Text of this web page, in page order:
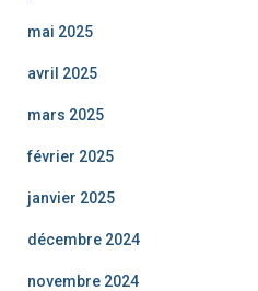
mai 2025
avril 2025
mars 2025
février 2025
janvier 2025
décembre 2024
novembre 2024